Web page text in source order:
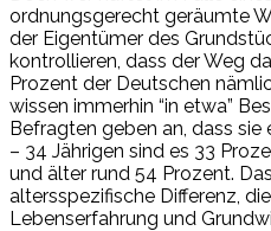
ordnungsgerecht geräumte
der Eigentümer des
kontrollieren, dass der Weg
Prozent der Deutschen
wissen immerhin “in etwa”
Befragten geben an, dass sie
– 34 Jährigen sind es 33
und älter rund 54 Prozent.
altersspezifische Differenz,
Lebenserfahrung und